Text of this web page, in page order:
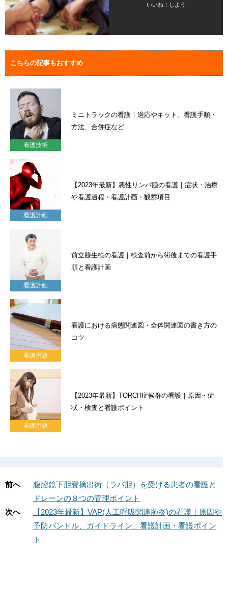
いいね！しよう
こちらの記事もおすすめ
看護技術
ミニトラックの看護｜適応やキット、看護手順・
方法、合併症など
看護計画
【2023年最新】悪性リンパ腫の看護｜症状・治療
や看護過程・看護計画・観察項目
看護計画
前立腺生検の看護｜検査前から術後までの看護手
順と看護計画
看護用語
看護における病態関連図・全体関連図の書き方の
コツ
看護用語
【2023年最新】TORCH症候群の看護｜原因・症
状・検査と看護ポイント
前へ
腹腔鏡下胆嚢摘出術（ラパ胆）を受ける患者の看護と
ドレーンの８つの管理ポイント
次へ
【2023年最新】VAP(人工呼吸関連肺炎)の看護｜原因や
予防バンドル、ガイドライン、看護計画・看護ポイン
ト